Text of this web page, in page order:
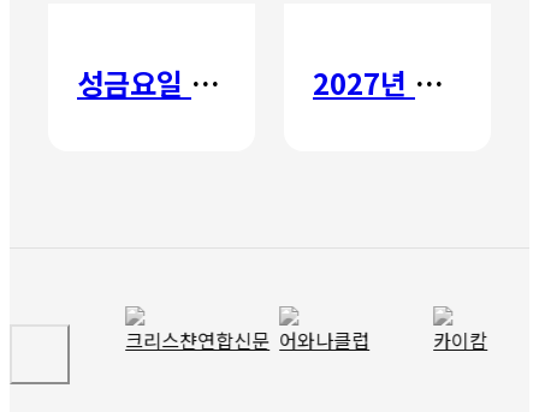
성금요일 칸타타 2027년 갈보리 어학원 유치부 신입생 모집